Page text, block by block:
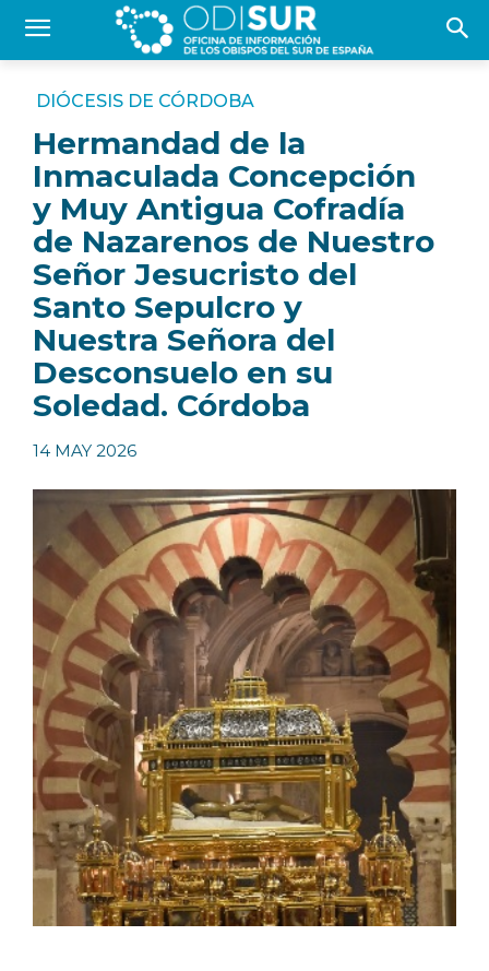
DIÓCESIS DE CÓRDOBA
Hermandad de la
Inmaculada Concepción
y Muy Antigua Cofradía
de Nazarenos de Nuestro
Señor Jesucristo del
Santo Sepulcro y
Nuestra Señora del
Desconsuelo en su
Soledad. Córdoba
14 MAY 2026